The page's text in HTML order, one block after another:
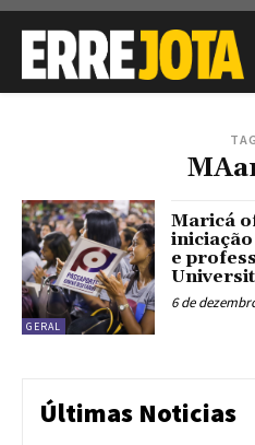
TAG
GERAL
Maricá
e
6 de
Últimas Noticias